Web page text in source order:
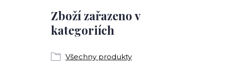
Zboží zařazeno v
kategoriích
Všechny produkty